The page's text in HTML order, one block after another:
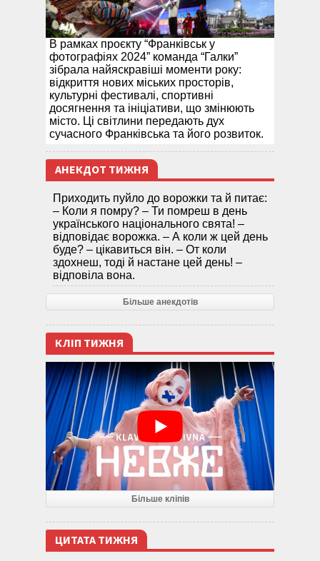
В рамках проєкту “Франківськ у
фотографіях 2024” команда “Галки”
зібрала найяскравіші моменти року:
відкриття нових міських просторів,
культурні фестивалі, спортивні
досягнення та ініціативи, що змінюють
місто. Ці світлини передають дух
сучасного Франківська та його розвиток.
АНЕКДОТ ТИЖНЯ
Приходить пуйло до ворожки та й питає:
– Коли я помру? – Ти помреш в день
українського національного свята! –
відповідає ворожка. – А коли ж цей день
буде? – цікавиться він. – От коли
здохнеш, тоді й настане цей день! –
відповіла вона.
Більше анекдотів
КЛІП ТИЖНЯ
Більше кліпів
ЦИТАТА ТИЖНЯ